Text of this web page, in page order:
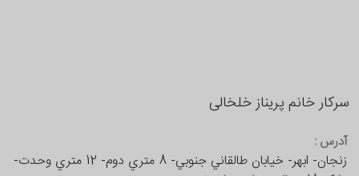
سرکار خانم پریناز خلخالی
آدرس :
زنجان- ابهر- خيابان طالقاني جنوبي- 8 متري دوم- 12 متري وحدت-